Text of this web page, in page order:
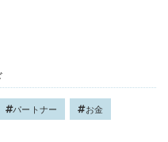
パートナー お金